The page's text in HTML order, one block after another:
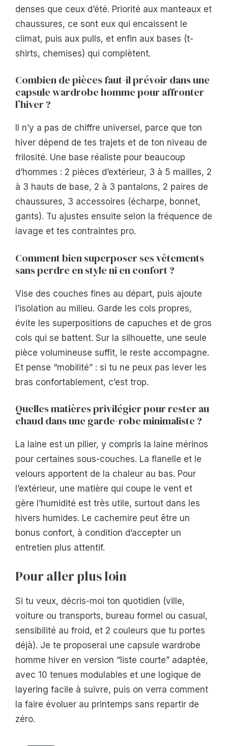
denses que ceux d’été. Priorité aux manteaux et
chaussures, ce sont eux qui encaissent le
climat, puis aux pulls, et enfin aux bases (t-
shirts, chemises) qui complètent.
Combien de pièces faut-il prévoir dans une
capsule wardrobe homme pour affronter
l’hiver ?
Il n’y a pas de chiffre universel, parce que ton
hiver dépend de tes trajets et de ton niveau de
frilosité. Une base réaliste pour beaucoup
d’hommes : 2 pièces d’extérieur, 3 à 5 mailles, 2
à 3 hauts de base, 2 à 3 pantalons, 2 paires de
chaussures, 3 accessoires (écharpe, bonnet,
gants). Tu ajustes ensuite selon la fréquence de
lavage et tes contraintes pro.
Comment bien superposer ses vêtements
sans perdre en style ni en confort ?
Vise des couches fines au départ, puis ajoute
l’isolation au milieu. Garde les cols propres,
évite les superpositions de capuches et de gros
cols qui se battent. Sur la silhouette, une seule
pièce volumineuse suffit, le reste accompagne.
Et pense “mobilité” : si tu ne peux pas lever les
bras confortablement, c’est trop.
Quelles matières privilégier pour rester au
chaud dans une garde-robe minimaliste ?
La laine est un pilier, y compris la laine mérinos
pour certaines sous-couches. La flanelle et le
velours apportent de la chaleur au bas. Pour
l’extérieur, une matière qui coupe le vent et
gère l’humidité est très utile, surtout dans les
hivers humides. Le cachemire peut être un
bonus confort, à condition d’accepter un
entretien plus attentif.
Pour aller plus loin
Si tu veux, décris-moi ton quotidien (ville,
voiture ou transports, bureau formel ou casual,
sensibilité au froid, et 2 couleurs que tu portes
déjà). Je te proposerai une capsule wardrobe
homme hiver en version “liste courte” adaptée,
avec 10 tenues modulables et une logique de
layering facile à suivre, puis on verra comment
la faire évoluer au printemps sans repartir de
zéro.